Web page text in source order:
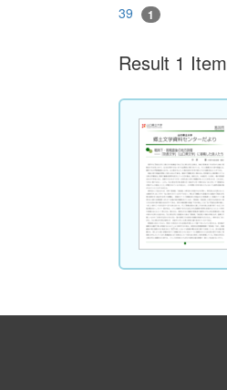
39 1
Result 1 Item